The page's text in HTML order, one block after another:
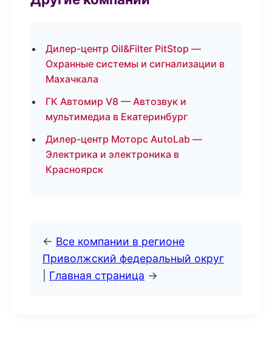
Дилер-центр Oil&Filter PitStop —
Охранные системы и сигнализации в
Махачкала
ГК Автомир V8 — Автозвук и
мультимедиа в Екатеринбург
Дилер-центр Моторс AutoLab —
Электрика и электроника в
Красноярск
← Все компании в регионе
Приволжский федеральный округ
Главная страница →